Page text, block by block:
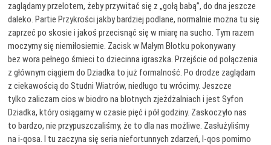
zaglądamy przelotem, żeby przywitać się z „gołą babą”, do dna jeszcze
daleko. Partie Przykrości jakby bardziej podlane, normalnie można tu się
zaprzeć po skosie i jakoś przecisnąć się w miarę na sucho. Tym razem
moczymy się niemiłosiernie. Zacisk w Małym Błotku pokonywany
bez wora pełnego śmieci to dziecinna igraszka. Przejście od połączenia
z głównym ciągiem do Dziadka to już formalność. Po drodze zaglądam
z ciekawością do Studni Wiatrów, niedługo tu wrócimy. Jeszcze
tylko zaliczam cios w biodro na błotnych zjeżdżalniach i jest Syfon
Dziadka, który osiągamy w czasie pięć i pół godziny. Zaskoczyło nas
to bardzo, nie przypuszczaliśmy, że to dla nas możliwe. Zasłużyliśmy
na i-qosa. I tu zaczyna się seria niefortunnych zdarzeń, I-qos pomimo